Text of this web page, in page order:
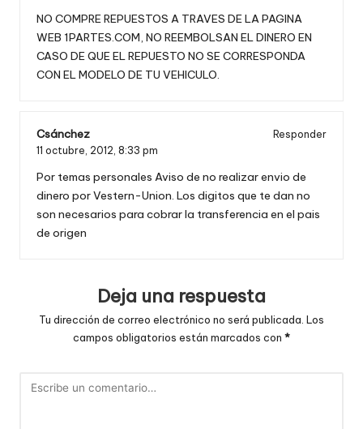
NO COMPRE REPUESTOS A TRAVES DE LA PAGINA
WEB 1PARTES.COM, NO REEMBOLSAN EL DINERO EN
CASO DE QUE EL REPUESTO NO SE CORRESPONDA
CON EL MODELO DE TU VEHICULO.
Csánchez
Responder
11 octubre, 2012, 8:33 pm
Por temas personales Aviso de no realizar envio de
dinero por Vestern-Union. Los digitos que te dan no
son necesarios para cobrar la transferencia en el pais
de origen
Deja una respuesta
Tu dirección de correo electrónico no será publicada. Los
campos obligatorios están marcados con *